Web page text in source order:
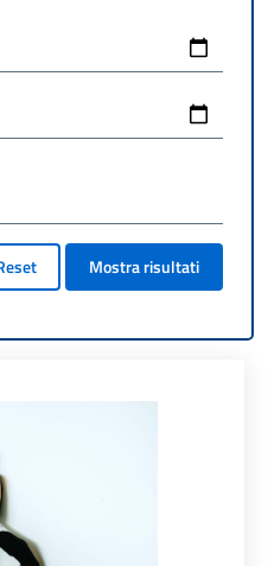
Mostra risultati